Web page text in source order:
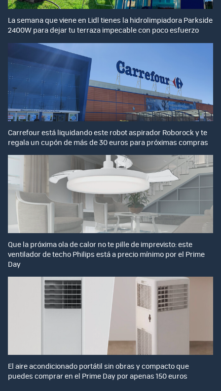
La semana que viene en Lidl tienes la hidrolimpiadora Parkside
2400W para dejar tu terraza impecable con poco esfuerzo
Carrefour está liquidando este robot aspirador Roborock y te
regala un cupón de más de 30 euros para próximas compras
Que la próxima ola de calor no te pille de imprevisto: este
ventilador de techo Philips está a precio mínimo por el Prime
Day
El aire acondicionado portátil sin obras y compacto que
puedes comprar en el Prime Day por apenas 150 euros